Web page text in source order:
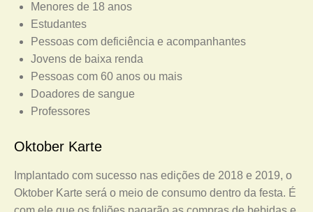
Menores de 18 anos
Estudantes
Pessoas com deficiência e acompanhantes
Jovens de baixa renda
Pessoas com 60 anos ou mais
Doadores de sangue
Professores
Oktober Karte
Implantado com sucesso nas edições de 2018 e 2019, o
Oktober Karte será o meio de consumo dentro da festa. É